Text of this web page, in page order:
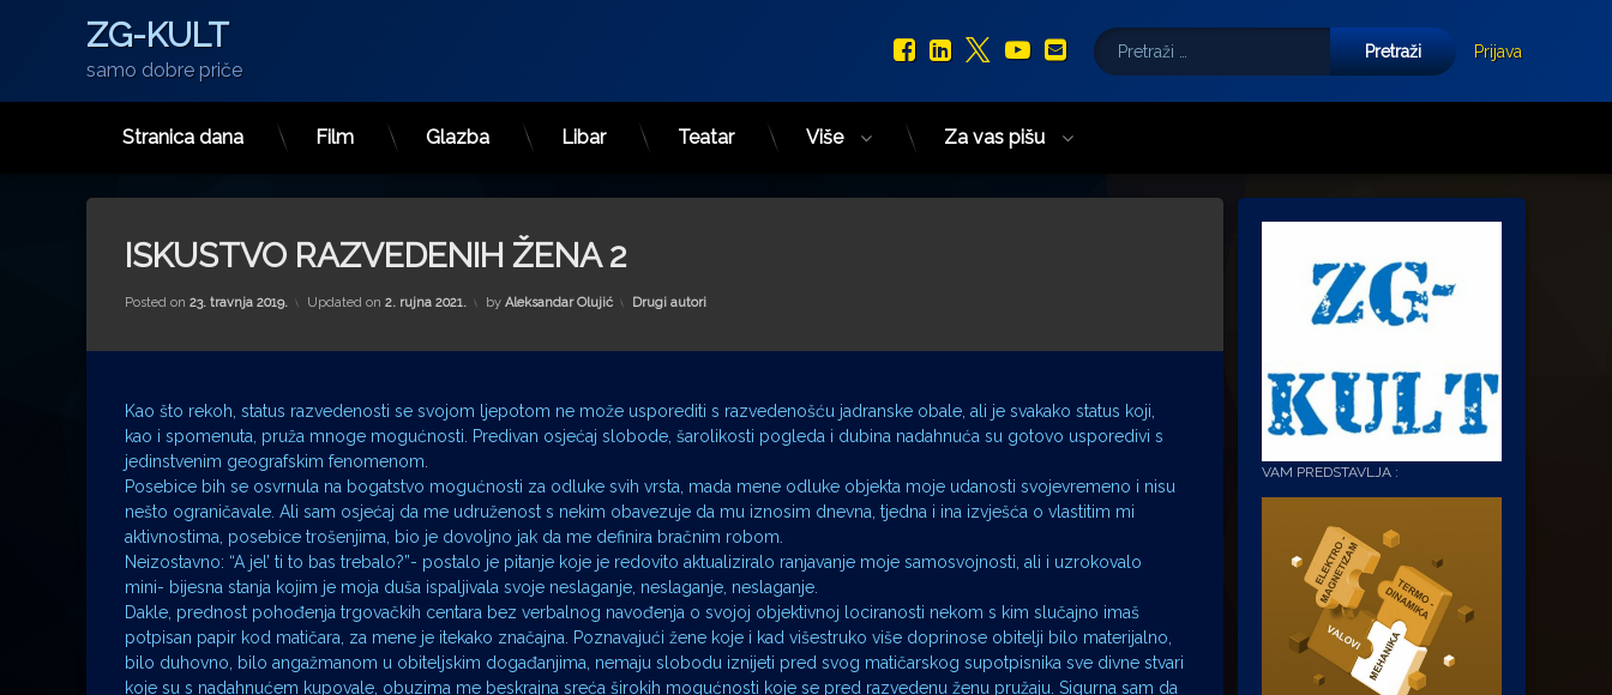
ZG-KULT
samo dobre priče
Facebook
LinkedIn
X.com
YouTube
E-mail
Pretraži:
Prijava
Stranica dana Film Glazba Libar Teatar Više Za vas pišu
ISKUSTVO RAZVEDENIH ŽENA 2
Posted on 23. travnja 2019. Updated on 2. rujna 2021. by Aleksandar Olujić Kategorije:
Drugi autori
Kao što rekoh, status razvedenosti se svojom ljepotom ne može usporediti s razvedenošću jadranske obale, ali je svakako status koji,
kao i spomenuta, pruža mnoge mogućnosti. Predivan osjećaj slobode, šarolikosti pogleda i dubina nadahnuća su gotovo usporedivi s
jedinstvenim geografskim fenomenom.
Posebice bih se osvrnula na bogatstvo mogućnosti za odluke svih vrsta, mada mene odluke objekta moje udanosti svojevremeno i nisu
nešto ograničavale. Ali sam osjećaj da me udruženost s nekim obavezuje da mu iznosim dnevna, tjedna i ina izvješća o vlastitim mi
aktivnostima, posebice trošenjima, bio je dovoljno jak da me definira bračnim robom.
Neizostavno: “A jel’ ti to bas trebalo?”- postalo je pitanje koje je redovito aktualiziralo ranjavanje moje samosvojnosti, ali i uzrokovalo
mini- bijesna stanja kojim je moja duša ispaljivala svoje neslaganje, neslaganje, neslaganje.
Dakle, prednost pohođenja trgovačkih centara bez verbalnog navođenja o svojoj objektivnoj lociranosti nekom s kim slučajno imaš
potpisan papir kod matičara, za mene je itekako značajna. Poznavajući žene koje i kad višestruko više doprinose obitelji bilo materijalno,
bilo duhovno, bilo angažmanom u obiteljskim događanjima, nemaju slobodu iznijeti pred svog matičarskog supotpisnika sve divne stvari
koje su s nadahnućem kupovale, obuzima me beskrajna sreća širokih mogućnosti koje se pred razvedenu ženu pružaju. Sigurna sam da
VAM PREDSTAVLJA :